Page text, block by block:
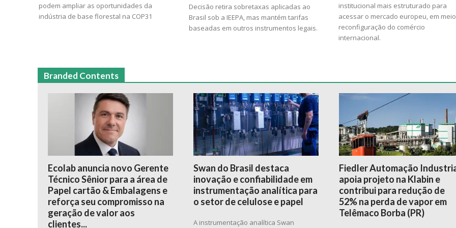
podem ampliar as oportunidades da
indústria de base florestal na COP31
Decisão retira sobretaxas aplicadas ao
Brasil sob a IEEPA, mas mantém tarifas
baseadas em outros instrumentos legais.
institucional mais estruturado para
acessar o mercado europeu, em
reconfiguração do comércio
internacional.
Branded Contents
Ecolab anuncia novo Gerente
Técnico Sênior para a área de
Papel cartão & Embalagens e
reforça seu compromisso na
geração de valor aos
clientes...
Swan do Brasil destaca
inovação e confiabilidade em
instrumentação analítica para
o setor de celulose e papel
A instrumentação analítica Swan
Fiedler Automação
apoia projeto na Klabin e
contribui para redução de
52% na perda de vapor em
Telêmaco Borba (PR)